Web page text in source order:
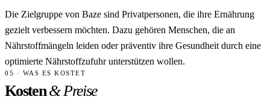
Die Zielgruppe von Baze sind Privatpersonen, die ihre Ernährung
gezielt verbessern möchten. Dazu gehören Menschen, die an
Nährstoffmängeln leiden oder präventiv ihre Gesundheit durch eine
optimierte Nährstoffzufuhr unterstützen wollen.
05 · WAS ES KOSTET
Kosten& Preise